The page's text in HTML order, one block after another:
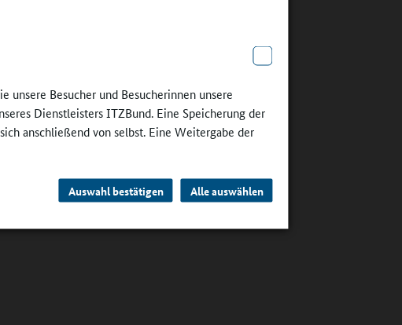
Besucher und Besucherinnen unsere
Dienstleisters ITZBund. Eine Speicherung der
anschließend von selbst. Eine Weitergabe der
Auswahl bestätigen Alle auswählen